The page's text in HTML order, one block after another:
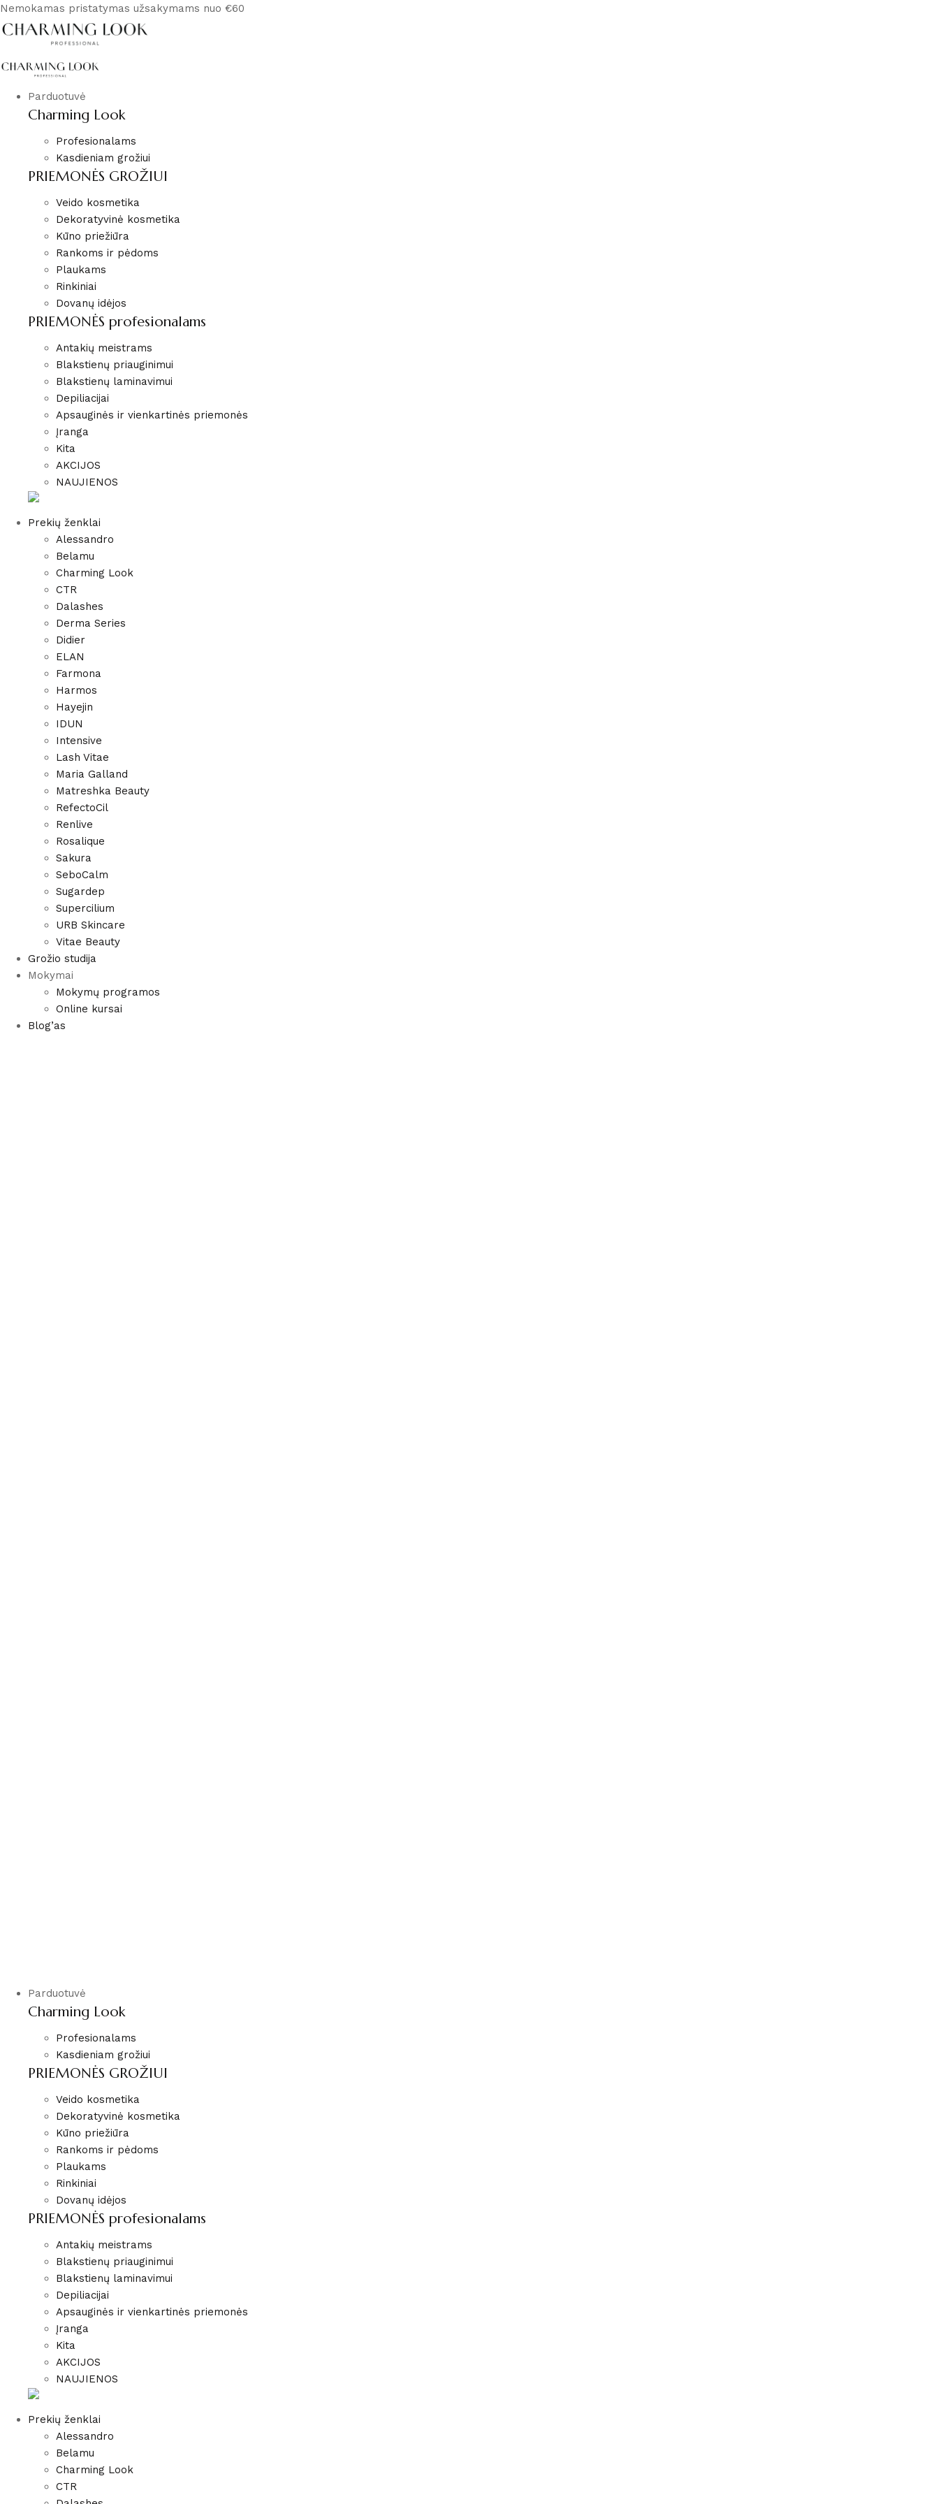
Nemokamas pristatymas užsakymams nuo €60
Parduotuvė
Charming Look
Profesionalams
Kasdieniam grožiui
PRIEMONĖS GROŽIUI
Veido kosmetika
Dekoratyvinė kosmetika
Kūno priežiūra
Rankoms ir pėdoms
Plaukams
Rinkiniai
Dovanų idėjos
PRIEMONĖS profesionalams
Antakių meistrams
Blakstienų priauginimui
Blakstienų laminavimui
Depiliacijai
Apsauginės ir vienkartinės priemonės
Įranga
Kita
AKCIJOS
NAUJIENOS
Prekių ženklai
Alessandro
Belamu
Charming Look
CTR
Dalashes
Derma Series
Didier
ELAN
Farmona
Harmos
Hayejin
IDUN
Intensive
Lash Vitae
Maria Galland
Matreshka Beauty
RefectoCil
Renlive
Rosalique
Sakura
SeboCalm
Sugardep
Supercilium
URB Skincare
Vitae Beauty
Grožio studija
Mokymai
Mokymų programos
Online kursai
Blog’as
Parduotuvė
Charming Look
Profesionalams
Kasdieniam grožiui
PRIEMONĖS GROŽIUI
Veido kosmetika
Dekoratyvinė kosmetika
Kūno priežiūra
Rankoms ir pėdoms
Plaukams
Rinkiniai
Dovanų idėjos
PRIEMONĖS profesionalams
Antakių meistrams
Blakstienų priauginimui
Blakstienų laminavimui
Depiliacijai
Apsauginės ir vienkartinės priemonės
Įranga
Kita
AKCIJOS
NAUJIENOS
Prekių ženklai
Alessandro
Belamu
Charming Look
CTR